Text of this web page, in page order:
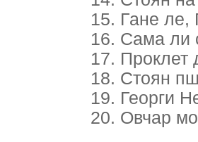
15. Гане ле,
16. Сама ли
17. Проклет
18. Стоян
19. Георги
20. Овчар